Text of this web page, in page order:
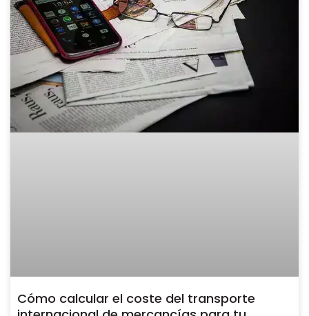
Cómo calcular el coste del transporte